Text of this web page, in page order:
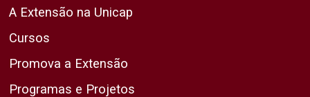
A Extensão na Unicap
Cursos
Promova a Extensão
Programas e Projetos